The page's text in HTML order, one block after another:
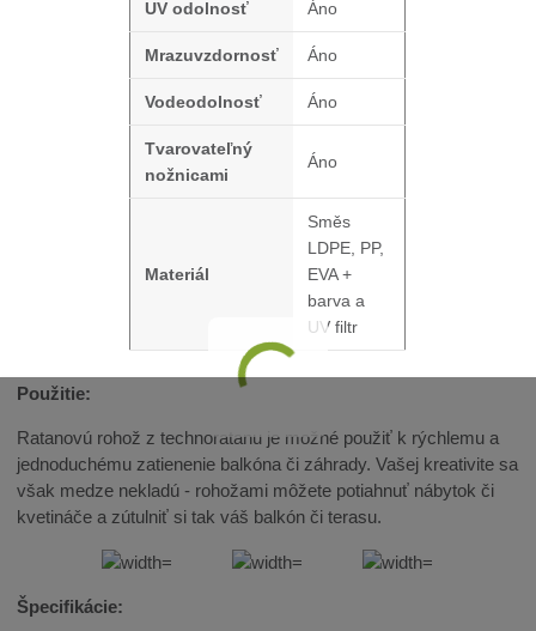
UV odolnosť Áno
Mrazuvzdornosť Áno
Vodeodolnosť Áno
Tvarovateľný
nožnicami
Áno
Materiál
Směs
LDPE, PP,
EVA +
barva a
UV filtr
Použitie:
Ratanovú rohož z technoratanu je možné použiť k rýchlemu a
jednoduchému zatienenie balkóna či záhrady. Vašej kreativite sa
však medze nekladú - rohožami môžete potiahnuť nábytok či
kvetináče a zútulniť si tak váš balkón či terasu.
Špecifikácie: